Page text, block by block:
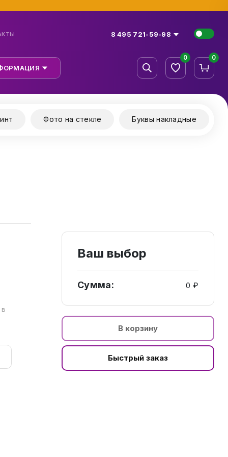
8 495 721-59-98
0 0
Фото на стекле Буквы накладные
Ваш выбор
Сумма: 0 ₽
В корзину
Быстрый заказ